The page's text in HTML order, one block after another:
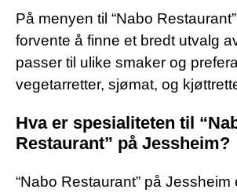
På menyen til “Nabo
forvente å finne et bredt utvalg
passer til ulike smaker og
vegetarretter, sjømat, og
Hva er spesialiteten til
Restaurant” på Jessheim?
“Nabo Restaurant” på Jessheim